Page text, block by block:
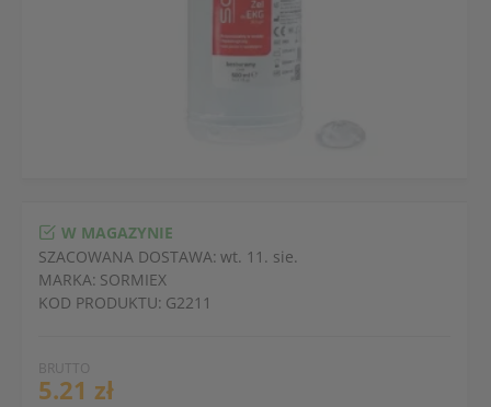
BRUTTO
5.21 zł
W MAGAZYNIE
SZACOWANA DOSTAWA: wt. 11. sie.
MARKA: SORMIEX
KOD PRODUKTU: G2211